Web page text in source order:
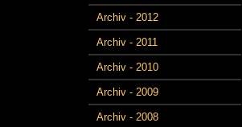
Archiv - 2012
Archiv - 2011
Archiv - 2010
Archiv - 2009
Archiv - 2008